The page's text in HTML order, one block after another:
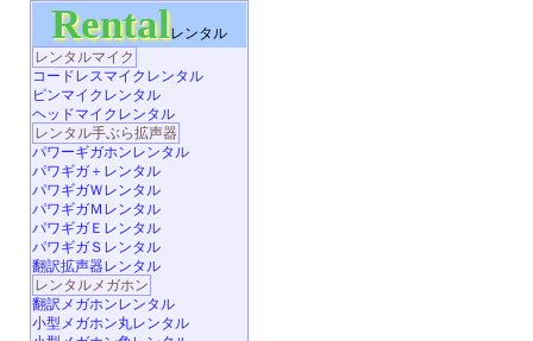
Rentalレンタル
レンタルマイク
コードレスマイクレンタル
ピンマイクレンタル
ヘッドマイクレンタル
レンタル手ぶら拡声器
パワーギガホンレンタル
パワギガ＋レンタル
パワギガＷレンタル
パワギガＭレンタル
パワギガＥレンタル
パワギガＳレンタル
翻訳拡声器レンタル
レンタルメガホン
翻訳メガホンレンタル
小型メガホン丸レンタル